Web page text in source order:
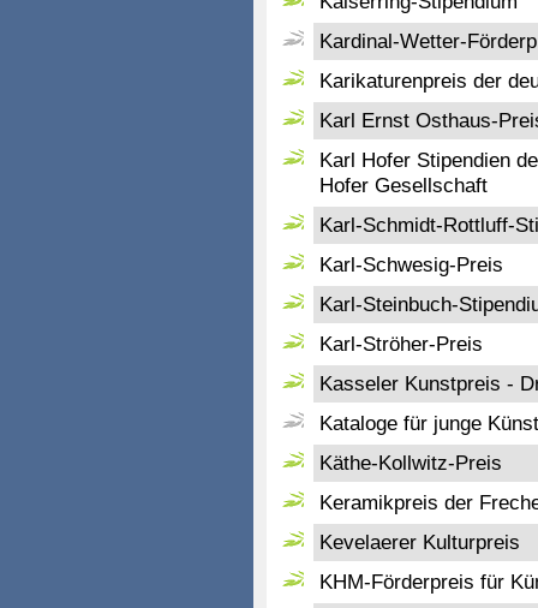
Kardinal-Wetter-
Karikaturenpreis der
Karl Ernst Osthaus-
Karl Hofer Stipendien
Hofer Gesellschaft
Karl-Schmidt-Rottluff-
Karl-Schwesig-Preis
Karl-Steinbuch-
Karl-Ströher-Preis
Kasseler Kunstpreis -
Kataloge für junge
Käthe-Kollwitz-Preis
Keramikpreis der
Kevelaerer Kulturpreis
KHM-Förderpreis für